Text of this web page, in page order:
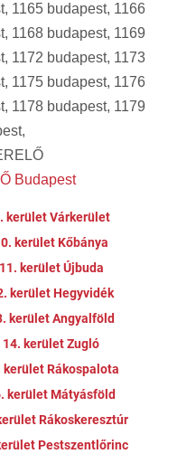
1165 budapest, 1166
1168 budapest, 1169
1172 budapest, 1173
1175 budapest, 1176
1178 budapest, 1179
Budapest
kerület Várkerület
kerület Kőbánya
kerület Újbuda
kerület Hegyvidék
kerület Angyalföld
14. kerület Zugló
kerület Rákospalota
kerület Mátyásföld
Rákoskeresztúr
Pestszentlőrinc